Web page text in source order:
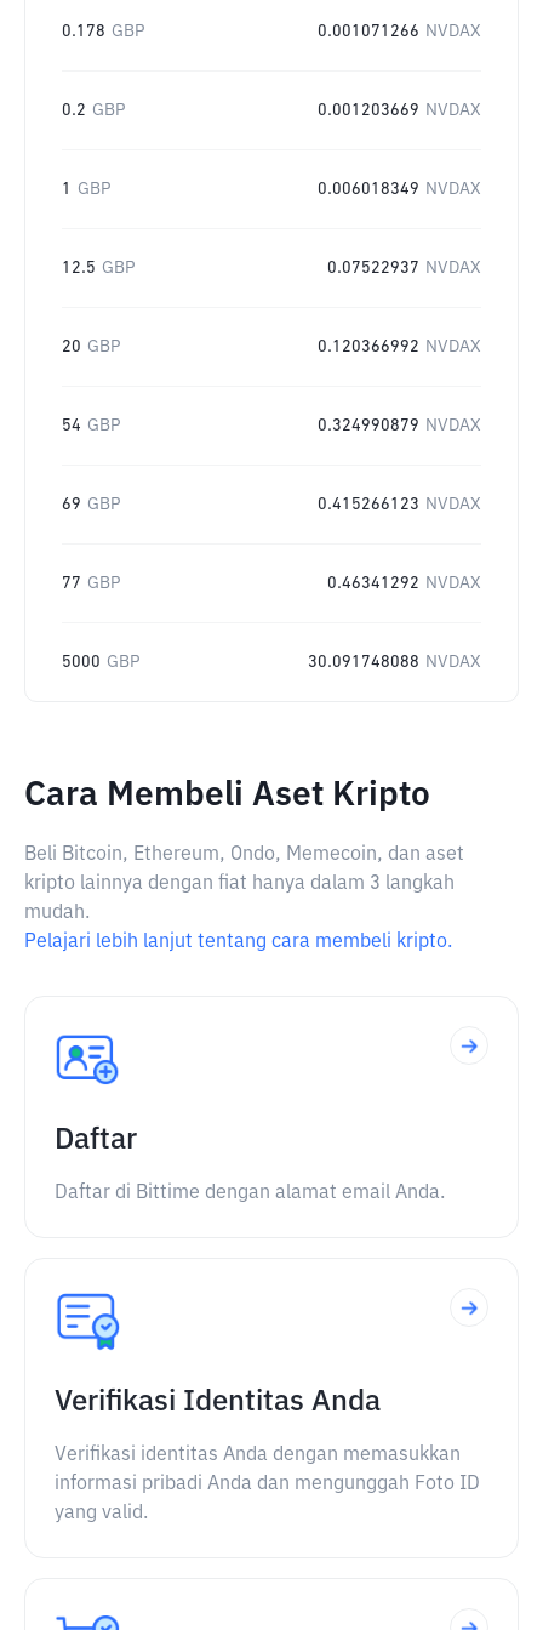
0.178 GBP 0.001071266 NVDAX
0.2 GBP 0.001203669 NVDAX
1 GBP 0.006018349 NVDAX
12.5 GBP 0.07522937 NVDAX
20 GBP 0.120366992 NVDAX
54 GBP 0.324990879 NVDAX
69 GBP 0.415266123 NVDAX
77 GBP 0.46341292 NVDAX
5000 GBP 30.091748088 NVDAX
Cara Membeli Aset Kripto
Beli Bitcoin, Ethereum, Ondo, Memecoin, dan aset
kripto lainnya dengan fiat hanya dalam 3 langkah
mudah.
Pelajari lebih lanjut tentang cara membeli kripto.
Daftar
Daftar di Bittime dengan alamat email Anda.
Verifikasi Identitas Anda
Verifikasi identitas Anda dengan memasukkan
informasi pribadi Anda dan mengunggah Foto ID
yang valid.